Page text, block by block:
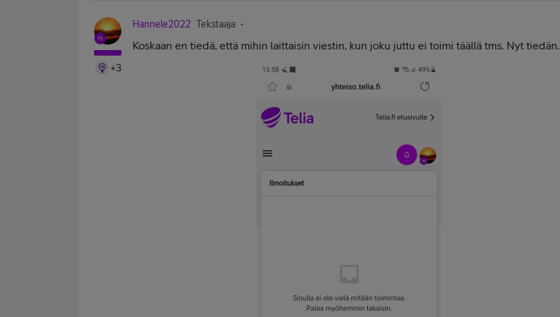
+3
Hannele2022 Tekstaaja
Koskaan en tiedä, että mihin laittaisin viestin, kun joku juttu ei toimi täällä tms. Nyt tiedän.